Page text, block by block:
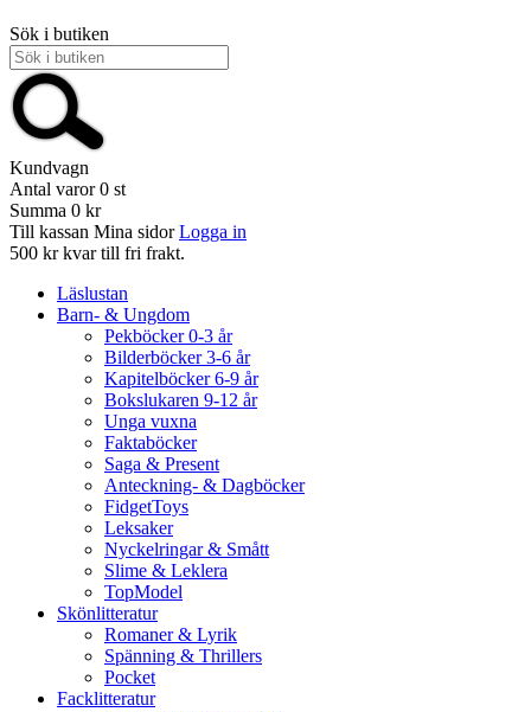
Sök i butiken
Kundvagn
Antal varor 0 st
Summa 0 kr
Till kassan Mina sidor Logga in
500 kr kvar till fri frakt.
Läslustan
Barn- & Ungdom
Pekböcker 0-3 år
Bilderböcker 3-6 år
Kapitelböcker 6-9 år
Bokslukaren 9-12 år
Unga vuxna
Faktaböcker
Saga & Present
Anteckning- & Dagböcker
FidgetToys
Leksaker
Nyckelringar & Smått
Slime & Leklera
TopModel
Skönlitteratur
Romaner & Lyrik
Spänning & Thrillers
Pocket
Facklitteratur